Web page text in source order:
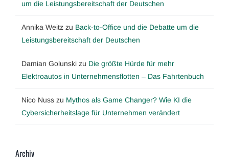
um die Leistungsbereitschaft der Deutschen
Annika Weitz zu Back-to-Office und die Debatte um die
Leistungsbereitschaft der Deutschen
Damian Golunski zu Die größte Hürde für mehr
Elektroautos in Unternehmensflotten – Das Fahrtenbuch
Nico Nuss zu Mythos als Game Changer? Wie KI die
Cybersicherheitslage für Unternehmen verändert
Archiv